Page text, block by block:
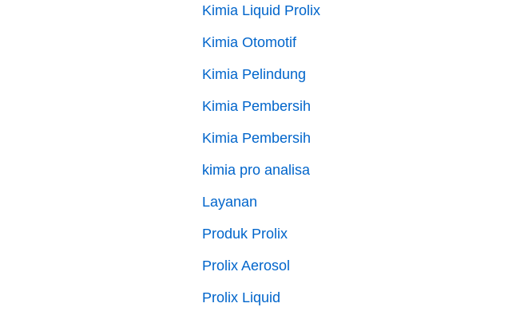
Kimia Liquid Prolix
Kimia Otomotif
Kimia Pelindung
Kimia Pembersih
Kimia Pembersih
kimia pro analisa
Layanan
Produk Prolix
Prolix Aerosol
Prolix Liquid